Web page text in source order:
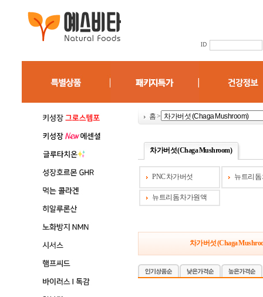
홈>
차가버섯 (Chaga Mushroom)
PNC 차가버섯 뉴트리돔
뉴트리돔 차가원액
차가버섯 (Chaga